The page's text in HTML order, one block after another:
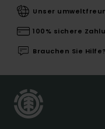
Unser
100% sichere
Brauchen Sie Hilfe?